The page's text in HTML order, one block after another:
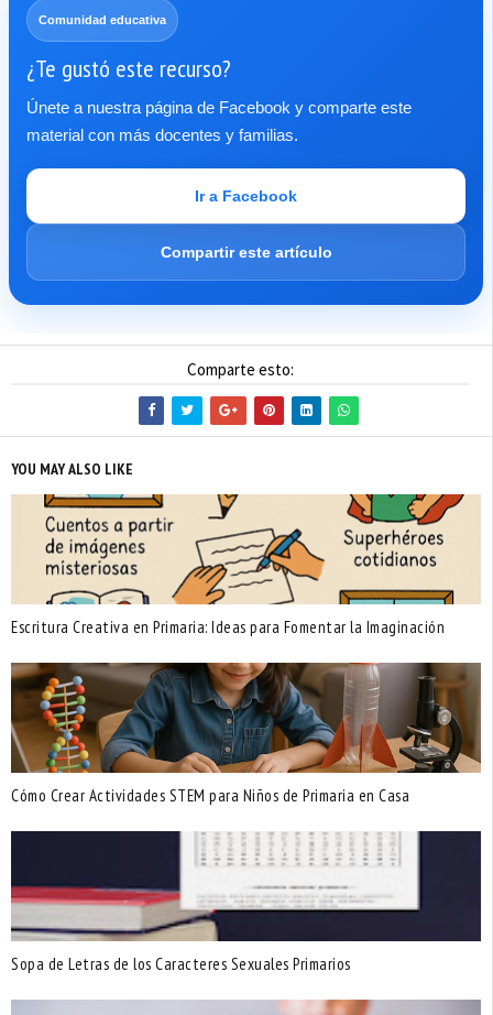
Comunidad educativa
¿Te gustó este recurso?
Únete a nuestra página de Facebook y comparte este
material con más docentes y familias.
Ir a Facebook
Compartir este artículo
Comparte esto:
YOU MAY ALSO LIKE
Escritura Creativa en Primaria: Ideas para Fomentar la Imaginación
Cómo Crear Actividades STEM para Niños de Primaria en Casa
Sopa de Letras de los Caracteres Sexuales Primarios